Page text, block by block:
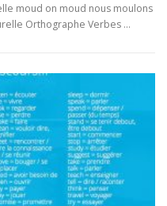
moud on moud nous moulons
Orthographe Verbes …